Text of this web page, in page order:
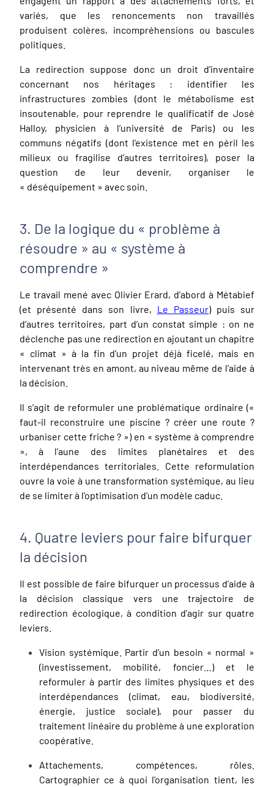
variés, que les renoncements non travaillés
produisent colères, incompréhensions ou bascules
politiques.
La redirection suppose donc un droit d’inventaire
concernant nos héritages : identifier les
infrastructures zombies (dont le métabolisme est
insoutenable, pour reprendre le qualificatif de José
Halloy, physicien à l’université de Paris) ou les
communs négatifs (dont l’existence met en péril les
milieux ou fragilise d’autres territoires), poser la
question de leur devenir, organiser le
« déséquipement » avec soin.
3. De la logique du « problème à
résoudre » au « système à
comprendre »
Le travail mené avec Olivier Erard, d’abord à Métabief
(et présenté dans son livre, Le Passeur) puis sur
d’autres territoires, part d’un constat simple : on ne
déclenche pas une redirection en ajoutant un chapitre
« climat » à la fin d’un projet déjà ficelé, mais en
intervenant très en amont, au niveau même de l’aide à
la décision.
Il s’agit de reformuler une problématique ordinaire («
faut-il reconstruire une piscine ? créer une route ?
urbaniser cette friche ? ») en « système à comprendre
», à l’aune des limites planétaires et des
interdépendances territoriales. Cette reformulation
ouvre la voie à une transformation systémique, au lieu
de se limiter à l’optimisation d’un modèle caduc.
4. Quatre leviers pour faire bifurquer
la décision
Il est possible de faire bifurquer un processus d’aide à
la décision classique vers une trajectoire de
redirection écologique, à condition d’agir sur quatre
leviers.
Vision systémique. Partir d’un besoin « normal »
(investissement, mobilité, foncier…) et le
reformuler à partir des limites physiques et des
interdépendances (climat, eau, biodiversité,
énergie, justice sociale), pour passer du
traitement linéaire du problème à une exploration
coopérative.
Attachements, compétences, rôles.
Cartographier ce à quoi l’organisation tient, les